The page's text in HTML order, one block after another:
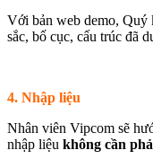
Với bản web demo, Quý
sắc, bố cục, cấu trúc đã
4. Nhập liệu
Nhân viên Vipcom sẽ
nhập liệu không cần